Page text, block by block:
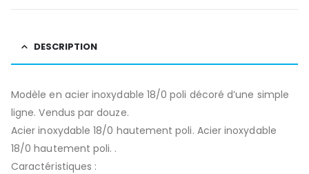
DESCRIPTION
Modèle en acier inoxydable 18/0 poli décoré d’une simple
ligne. Vendus par douze.
Acier inoxydable 18/0 hautement poli. Acier inoxydable
18/0 hautement poli. .
Caractéristiques :